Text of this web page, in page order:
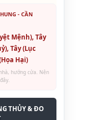
- CẦN
Mệnh), Tây
Tây (Lục
Hại)
hướng cửa. Nên
THỦY & ĐO